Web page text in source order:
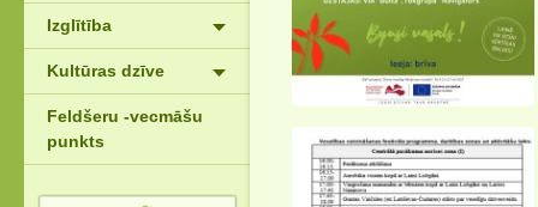
Izglītība
Kultūras dzīve
Feldšeru -vecmāšu
punkts